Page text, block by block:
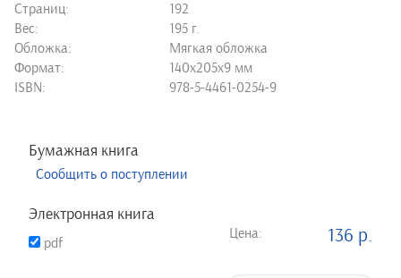
Страниц:
192
Вес:
195 г.
Обложка:
Мягкая обложка
Формат:
140х205х9 мм
ISBN:
978-5-4461-0254-9
Бумажная книга
Сообщить о поступлении
Электронная книга
pdf
Цена: 136 р.